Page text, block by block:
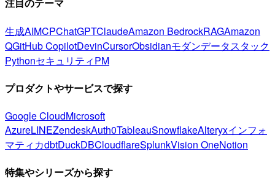
注目のテーマ
生成AIMCPChatGPTClaudeAmazon BedrockRAGAmazon
QGitHub CopilotDevinCursorObsidianモダンデータスタック
PythonセキュリティPM
プロダクトやサービスで探す
Google CloudMicrosoft
AzureLINEZendeskAuth0TableauSnowflakeAlteryxインフォ
マティカdbtDuckDBCloudflareSplunkVision OneNotion
特集やシリーズから探す